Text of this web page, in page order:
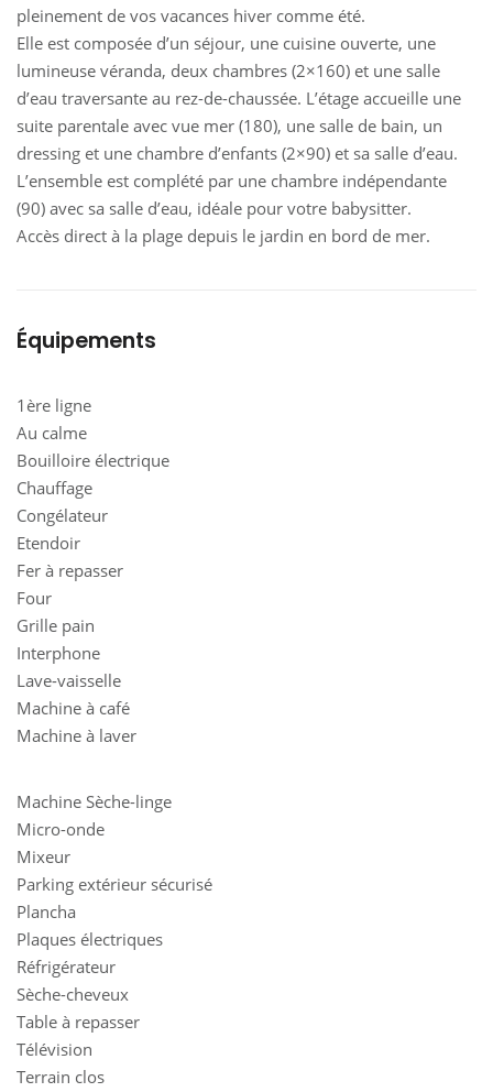
pleinement de vos vacances hiver comme été.
Elle est composée d’un séjour, une cuisine ouverte, une
lumineuse véranda, deux chambres (2×160) et une salle
d’eau traversante au rez-de-chaussée. L’étage accueille une
suite parentale avec vue mer (180), une salle de bain, un
dressing et une chambre d’enfants (2×90) et sa salle d’eau.
L’ensemble est complété par une chambre indépendante
(90) avec sa salle d’eau, idéale pour votre babysitter.
Accès direct à la plage depuis le jardin en bord de mer.
Équipements
1ère ligne
Au calme
Bouilloire électrique
Chauffage
Congélateur
Etendoir
Fer à repasser
Four
Grille pain
Interphone
Lave-vaisselle
Machine à café
Machine à laver
Machine Sèche-linge
Micro-onde
Mixeur
Parking extérieur sécurisé
Plancha
Plaques électriques
Réfrigérateur
Sèche-cheveux
Table à repasser
Télévision
Terrain clos